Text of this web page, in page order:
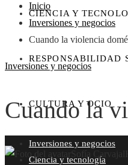
CIENCIA Y
RESPONSABILIDAD
CULTURA Y OCIO
Inversiones y negocios
Ciencia y tecnología
Inicio
Inversiones y negocios
Cuando la violencia
Inversiones y negocios
Cuando la
Sofía Carvajal